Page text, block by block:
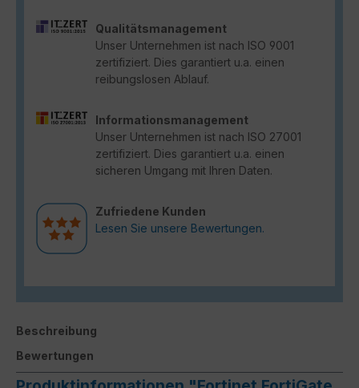
Qualitätsmanagement
Unser Unternehmen ist nach ISO 9001
zertifiziert. Dies garantiert u.a. einen
reibungslosen Ablauf.
Informationsmanagement
Unser Unternehmen ist nach ISO 27001
zertifiziert. Dies garantiert u.a. einen
sicheren Umgang mit Ihren Daten.
Zufriedene Kunden
Lesen Sie unsere Bewertungen.
Beschreibung
Bewertungen